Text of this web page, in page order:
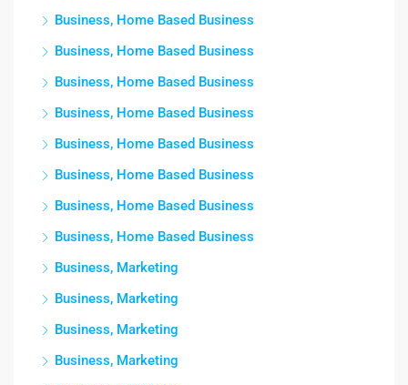
Business, Home Based Business
Business, Home Based Business
Business, Home Based Business
Business, Home Based Business
Business, Home Based Business
Business, Home Based Business
Business, Home Based Business
Business, Home Based Business
Business, Marketing
Business, Marketing
Business, Marketing
Business, Marketing